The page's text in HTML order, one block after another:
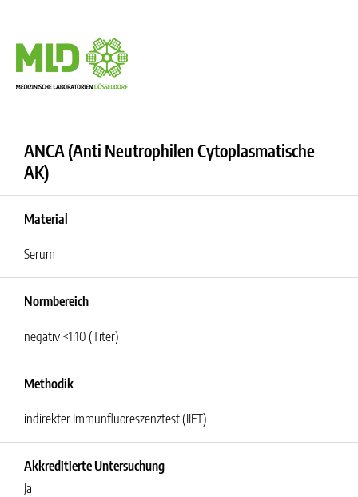
ANCA (Anti Neutrophilen Cytoplasmatische
AK)
Material
Serum
Normbereich
negativ <1:10 (Titer)
Methodik
indirekter Immunfluoreszenztest (IIFT)
Akkreditierte Untersuchung
Ja